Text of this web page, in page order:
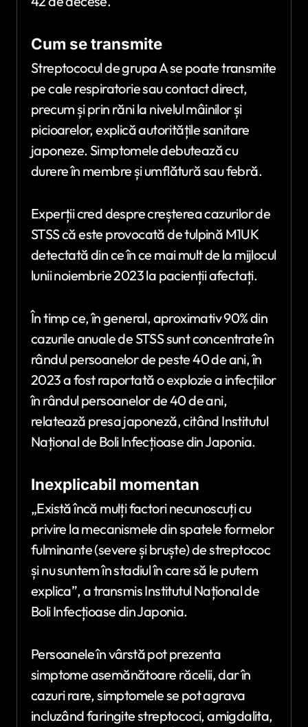
Cum se transmite
Streptococul de grupa A se poate transmite
pe cale respiratorie sau contact direct,
precum și prin răni la nivelul mâinilor și
picioarelor, explică autoritățile sanitare
japoneze. Simptomele debutează cu
durere în membre și umflătură sau febră.
Experții cred despre creșterea cazurilor de
STSS că este provocată de tulpină M1UK
detectată din ce în ce mai mult de la mijlocul
lunii noiembrie 2023 la pacienții afectați.
În timp ce, în general, aproximativ 90% din
cazurile anuale de STSS sunt concentrate în
rândul persoanelor de peste 40 de ani, în
2023 a fost raportată o explozie a infecțiilor
în rândul persoanelor de 40 de ani,
relatează presa japoneză, citând Institutul
Național de Boli Infecțioase din Japonia.
Inexplicabil momentan
„Există încă mulți factori necunoscuți cu
privire la mecanismele din spatele formelor
fulminante (severe și bruște) de streptococ
și nu suntem în stadiul în care să le putem
explica”, a transmis Institutul Național de
Boli Infecțioase din Japonia.
Persoanele în vârstă pot prezenta
simptome asemănătoare răcelii, dar în
cazuri rare, simptomele se pot agrava
incluzând faringite streptococi, amigdalita,